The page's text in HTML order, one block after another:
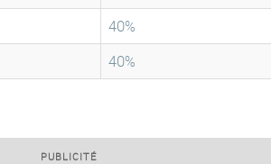
40%
40%
PUBLICITÉ